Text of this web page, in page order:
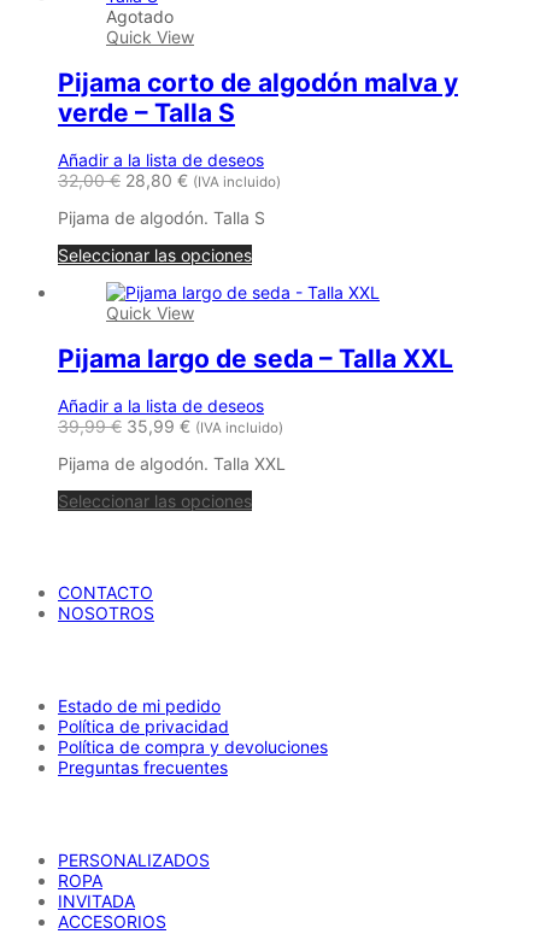
Agotado
Quick View
Pijama corto de algodón malva y
verde – Talla S
Añadir a la lista de deseos
32,00€ 28,80 € (IVA incluido)
Pijama de algodón. Talla S
Seleccionar las opciones
Quick View
Pijama largo de seda – Talla XXL
Añadir a la lista de deseos
39,99€ 35,99 € (IVA incluido)
Pijama de algodón. Talla XXL
Seleccionar las opciones
CONTACTO
NOSOTROS
Estado de mi pedido
Política de privacidad
Política de compra y devoluciones
Preguntas frecuentes
PERSONALIZADOS
ROPA
INVITADA
ACCESORIOS